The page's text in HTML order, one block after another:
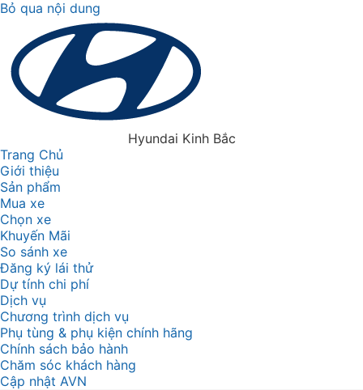
Bỏ qua nội dung
Hyundai Kinh Bắc
Trang Chủ
Giới thiệu
Sản phẩm
Mua xe
Chọn xe
Khuyến Mãi
So sánh xe
Đăng ký lái thử
Dự tính chi phí
Dịch vụ
Chương trình dịch vụ
Phụ tùng & phụ kiện chính hãng
Chính sách bảo hành
Chăm sóc khách hàng
Cập nhật AVN